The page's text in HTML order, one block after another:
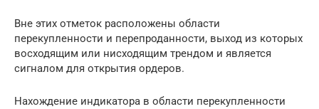
Вне этих отметок расположены области
перекупленности и перепроданности, выход из которых
восходящим или нисходящим трендом и является
сигналом для открытия ордеров.
Нахождение индикатора в области перекупленности